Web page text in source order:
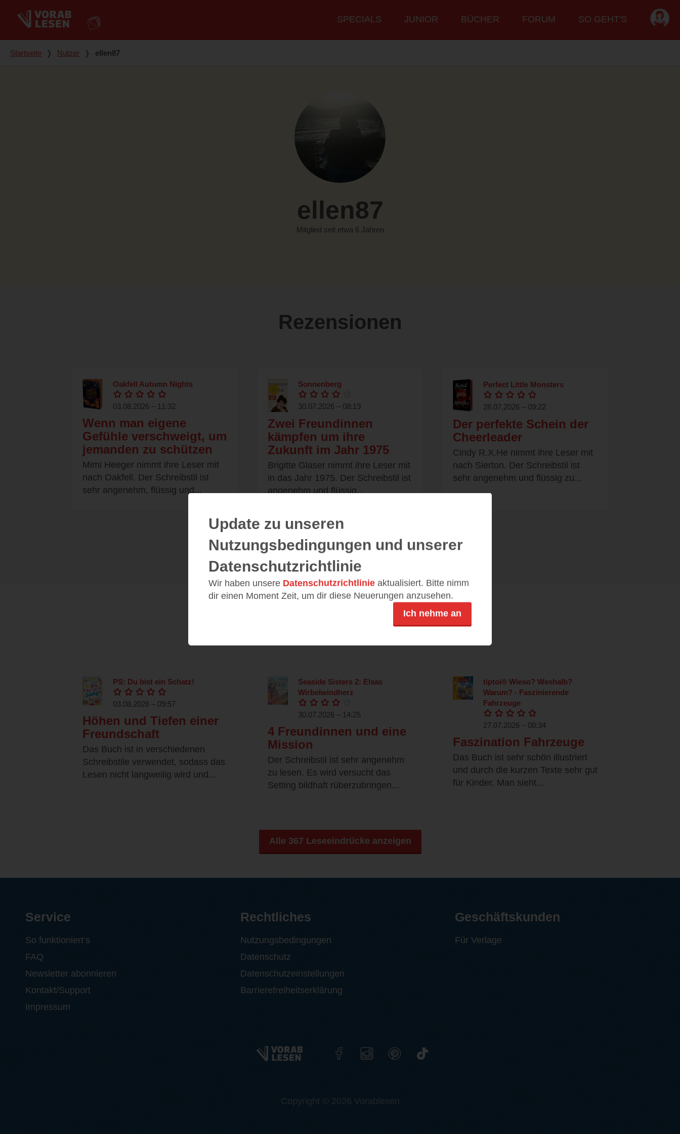
Hauptmenü
SPECIALS JUNIOR BÜCHER FORUM SO GEHT'S
Du bist hier
Startseite ❭ Nutzer ❭ ellen87
ellen87
Mitglied seit etwa 6 Jahren
Rezensionen
Oakfell Autumn Nights
03.08.2026 – 11:32
Wenn man eigene
Gefühle verschweigt, um
jemanden zu schützen
Mimi Heeger nimmt ihre Leser mit
nach Oakfell. Der Schreibstil ist
sehr angenehm, flüssig und...
Sonnenberg
30.07.2026 – 08:19
Zwei Freundinnen
kämpfen um ihre
Zukunft im Jahr 1975
Brigitte Glaser nimmt ihre Leser mit
in das Jahr 1975. Der Schreibstil ist
angenehm und flüssig...
Perfect Little Monsters
28.07.2026 – 09:22
Der perfekte Schein der
Cheerleader
Cindy R.X.He nimmt ihre Leser mit
nach Sierton. Der Schreibstil ist
sehr angenehm und flüssig zu...
Alle 238 Rezensionen anzeigen
Leseeindrücke
PS: Du bist ein Schatz!
03.08.2026 – 09:57
Höhen und Tiefen einer
Freundschaft
Das Buch ist in verschiedenen
Schreibstile verwendet, sodass das
Lesen nicht langweilig wird und...
Seaside Sisters 2: Elsas
Wirbelwindherz
30.07.2026 – 14:25
4 Freundinnen und eine
Mission
Der Schreibstil ist sehr angenehm
zu lesen. Es wird versucht das
Setting bildhaft rüberzubringen...
tiptoi® Wieso? Weshalb?
Warum? - Faszinierende
Fahrzeuge
27.07.2026 – 08:34
Faszination Fahrzeuge
Das Buch ist sehr schön illustriert
und durch die kurzen Texte sehr gut
für Kinder. Man sieht...
Alle 367 Leseeindrücke anzeigen
Update zu unseren
Nutzungsbedingungen und unserer
Datenschutzrichtlinie
Wir haben unsere Datenschutzrichtlinie aktualisiert. Bitte nimm
dir einen Moment Zeit, um dir diese Neuerungen anzusehen.
Ich nehme an
Service
So funktioniert‘s
FAQ
Newsletter abonnieren
Kontakt/Support
Impressum
Rechtliches
Nutzungsbedingungen
Datenschutz
Datenschutzeinstellungen
Barrierefreiheitserklärung
Geschäftskunden
Für Verlage
Copyright © 2026 Vorablesen